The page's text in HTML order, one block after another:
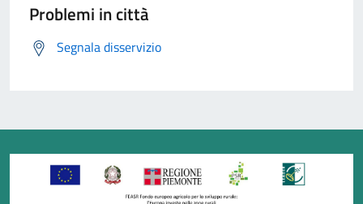
Problemi in città
Segnala disservizio